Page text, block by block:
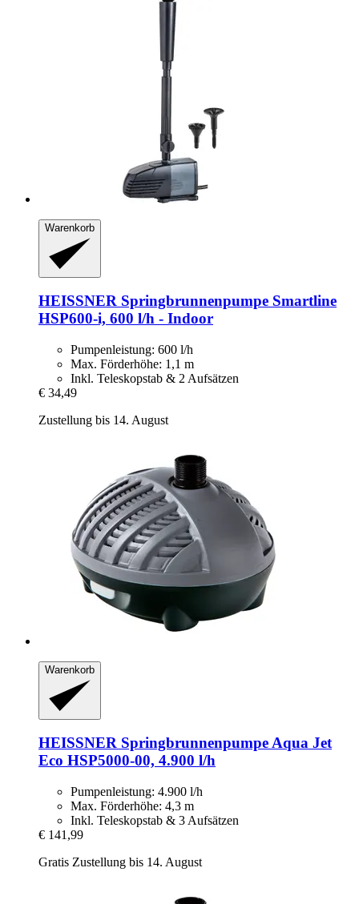
Warenkorb
HEISSNER Springbrunnenpumpe Smartline
HSP600-​i, 600 l/h -​ Indoor
Pumpenleistung: 600 l/h
Max. Förderhöhe: 1,1 m
Inkl. Teleskopstab & 2 Aufsätzen
€ 34,49
Zustellung bis 14. August
Warenkorb
HEISSNER Springbrunnenpumpe Aqua Jet
Eco HSP5000-​00, 4.900 l/h
Pumpenleistung: 4.900 l/h
Max. Förderhöhe: 4,3 m
Inkl. Teleskopstab & 3 Aufsätzen
€ 141,99
Gratis Zustellung bis 14. August